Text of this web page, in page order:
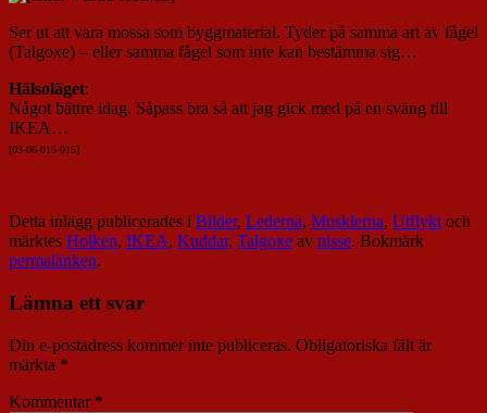
Ser ut att vara mossa som byggmaterial. Tyder på samma art av fågel
(Talgoxe) – eller samma fågel som inte kan bestämma sig…
Hälsoläget:
Något bättre idag. Såpass bra så att jag gick med på en sväng till
IKEA…
[03-06-015-015]
Detta inlägg publicerades i Bilder, Lederna, Musklerna, Utflyktoch
märktes Holken, IKEA, Kuddar, Talgoxe av nisse. Bokmärk
permalänken.
Lämna ett svar
Din e-postadress kommer inte publiceras. Obligatoriska fält är
märkta *
Kommentar *